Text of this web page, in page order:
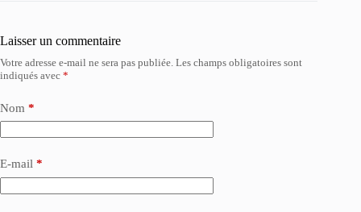
Laisser un commentaire
Votre adresse e-mail ne sera pas publiée. Les champs obligatoires sont
indiqués avec *
Nom *
E-mail *